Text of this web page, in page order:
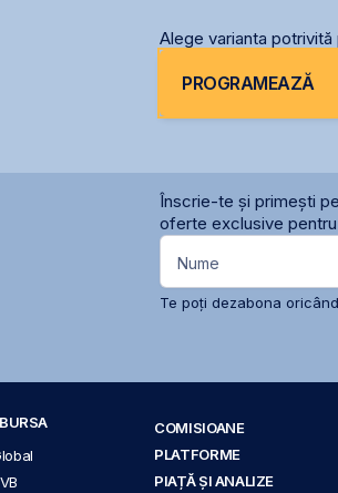
Alege varianta potrivită
PROGRAMEAZĂ
Înscrie-te și primești
oferte exclusive
Nume
Te poți dezabona
COMISIOANE
PLATFORME
PIAȚĂ ȘI ANALIZE